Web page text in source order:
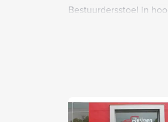
Bestuurdersstoel in
Elektrisch inklapbare
Lendesteunen